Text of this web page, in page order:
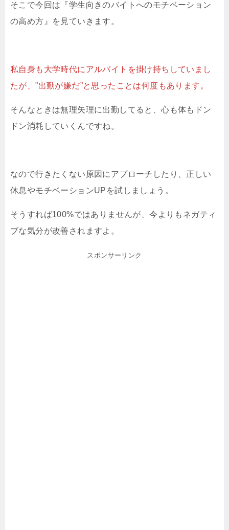
そこで今回は『学生向きのバイトへのモチベーション
の高め方』を見ていきます。
私自身も大学時代にアルバイトを掛け持ちしていまし
たが、”出勤が嫌だ”と思ったことは何度もあります。
そんなときは無理矢理に出勤してると、心も体もドン
ドン消耗していくんですね。
なので行きたくない原因にアプローチしたり、正しい
休息やモチベーションUPを試しましょう。
そうすれば100%ではありませんが、今よりもネガティ
ブな気分が改善されますよ。
スポンサーリンク